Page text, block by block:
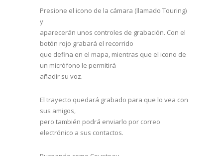
Presione el icono de la cámara (llamado Touring)
y
aparecerán unos controles de grabación. Con el
botón rojo grabará el recorrido
que defina en el mapa, mientras que el icono de
un micrófono le permitirá
añadir su voz.
El trayecto quedará grabado para que lo vea con
sus amigos,
pero también podrá enviarlo por correo
electrónico a sus contactos.